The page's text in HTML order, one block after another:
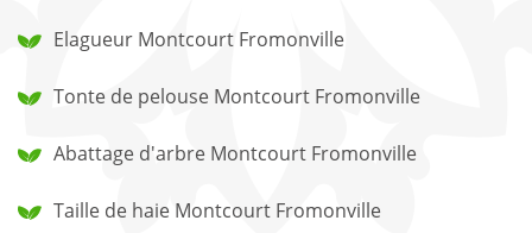
Elagueur Montcourt Fromonville
Tonte de pelouse Montcourt Fromonville
Abattage d'arbre Montcourt Fromonville
Taille de haie Montcourt Fromonville